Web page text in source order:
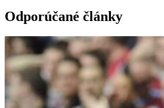
Odporúčané články